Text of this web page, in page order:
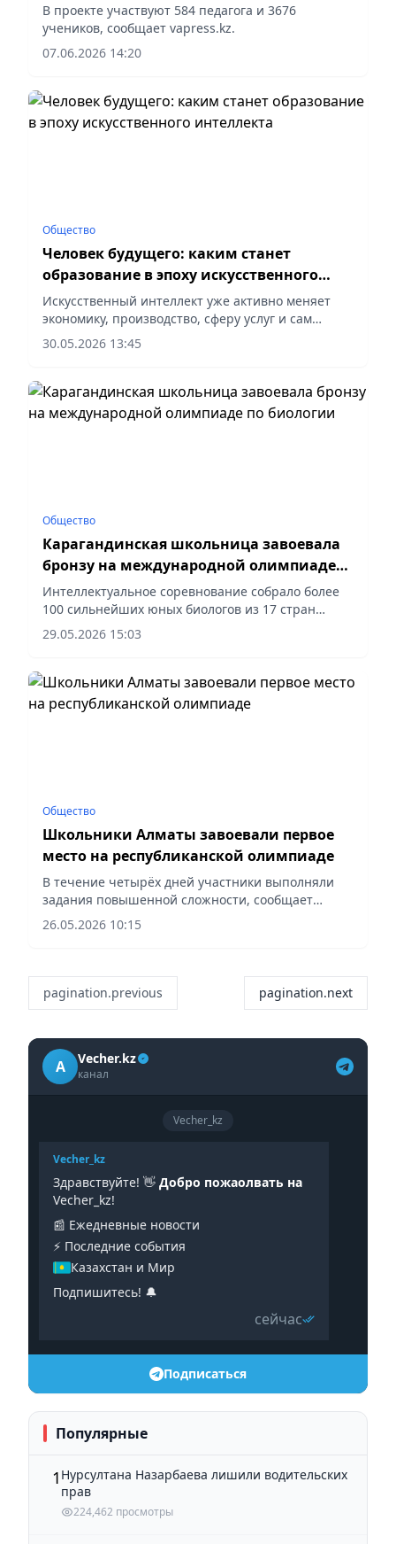
В проекте участвуют 584 педагога и 3676
учеников, сообщает vapress.kz.
07.06.2026 14:20
Общество
Человек будущего: каким станет
образование в эпоху искусственного
интеллекта
Искусственный интеллект уже активно меняет
экономику, производство, сферу услуг и сам
подход к обучению, сообщает корреспондент
vecher.kz.
30.05.2026 13:45
Общество
Карагандинская школьница завоевала
бронзу на международной олимпиаде
по биологии
Интеллектуальное соревнование собрало более
100 сильнейших юных биологов из 17 стран
мира, сообщает vecher.kz.
29.05.2026 15:03
Общество
Школьники Алматы завоевали первое
место на республиканской олимпиаде
В течение четырёх дней участники выполняли
задания повышенной сложности, сообщает
vecher.kz.
26.05.2026 10:15
pagination.previous pagination.next
A Vecher.kz
канал
Vecher_kz
Vecher_kz
Здравствуйте! 👋 Добро пожаолвать на
Vecher_kz!
📰 Ежедневные новости
⚡️ Последние события
Казахстан и Мир
Подпишитесь! 🔔
сейчас
Подписаться
Популярные
1 Нурсултана Назарбаева лишили водительских
прав
224,462 просмотры